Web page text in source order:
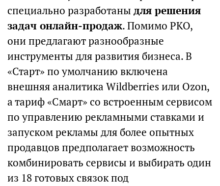
специально разработаны для решения
задач онлайн-продаж. Помимо РКО,
они предлагают разнообразные
инструменты для развития бизнеса. В
«Старт» по умолчанию включена
внешняя аналитика Wildberries или Ozon,
а тариф «Смарт» со встроенным сервисом
по управлению рекламными ставками и
запуском рекламы для более опытных
продавцов предполагает возможность
комбинировать сервисы и выбирать один
из 18 готовых связок под